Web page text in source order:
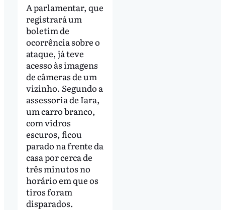
A parlamentar, que
registrará um
boletim de
ocorrência sobre o
ataque, já teve
acesso às imagens
de câmeras de um
vizinho. Segundo a
assessoria de Iara,
um carro branco,
com vidros
escuros, ficou
parado na frente da
casa por cerca de
três minutos no
horário em que os
tiros foram
disparados.